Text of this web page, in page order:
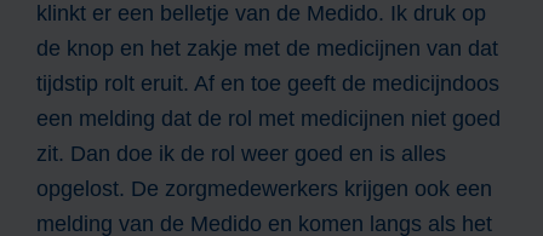
klinkt er een belletje van de Medido. Ik druk op
de knop en het zakje met de medicijnen van dat
tijdstip rolt eruit. Af en toe geeft de medicijndoos
een melding dat de rol met medicijnen niet goed
zit. Dan doe ik de rol weer goed en is alles
opgelost. De zorgmedewerkers krijgen ook een
melding van de Medido en komen langs als het